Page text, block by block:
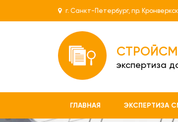
г. Санкт-Петербург, пр.
экспертиза
ГЛАВНАЯ ЭКСПЕРТИЗА